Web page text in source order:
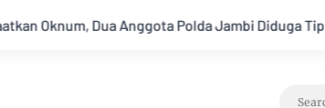
Diduga Tipu Calon Bintara dengan Janji Kelulusan